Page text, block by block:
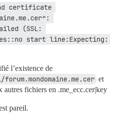
certificate
(SSL:
start line:Expecting:
l’existence de
et
autres fichiers en .me_ecc.cer|key
pareil.